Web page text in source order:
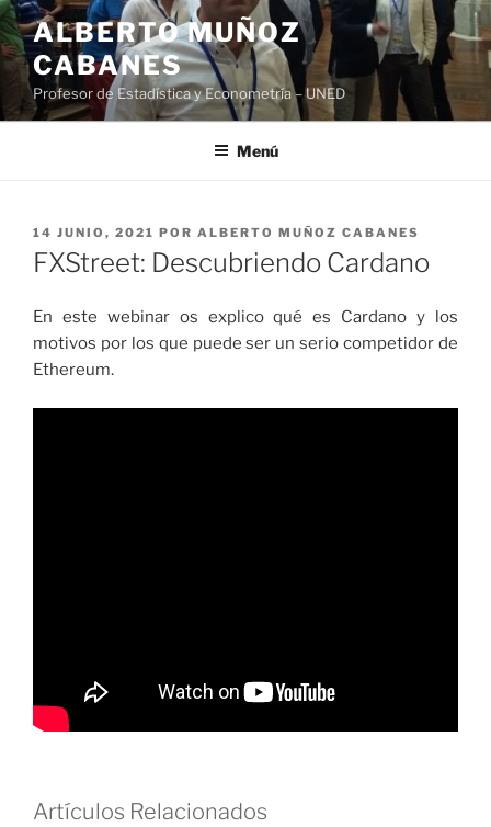
Saltar
al
contenido
ALBERTO MUÑOZ
CABANES
Profesor de Estadística y Econometría – UNED
Menú
PUBLICADO
EL
14 JUNIO, 2021 POR ALBERTO MUÑOZ CABANES
FXStreet: Descubriendo Cardano
En este webinar os explico qué es Cardano y los
motivos por los que puede ser un serio competidor de
Ethereum.
Artículos Relacionados